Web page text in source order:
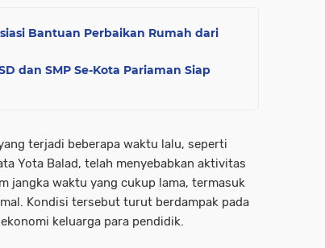
Bantuan Perbaikan Rumah dari
dan SMP Se-Kota Pariaman Siap
terjadi beberapa waktu lalu, seperti
Yota Balad, telah menyebabkan aktivitas
jangka waktu yang cukup lama, termasuk
Kondisi tersebut turut berdampak pada
keluarga para pendidik.